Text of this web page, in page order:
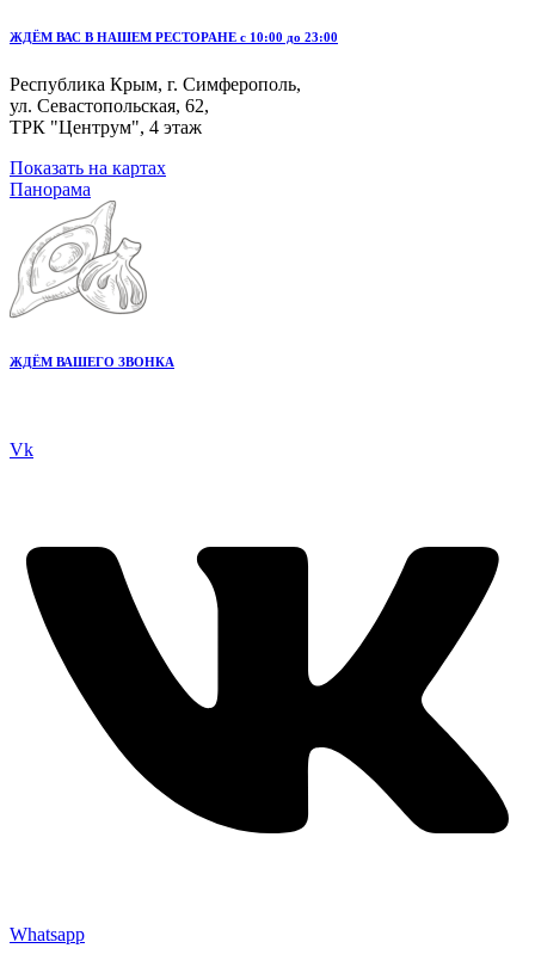
ЖДЁМ ВАС В НАШЕМ РЕСТОРАНЕ с 10:00 до 23:00
Республика Крым, г. Симферополь,
ул. Севастопольская, 62,
ТРК "Центрум", 4 этаж
Показать на картах
Панорама
ЖДЁМ ВАШЕГО ЗВОНКА
Vk
Whatsapp